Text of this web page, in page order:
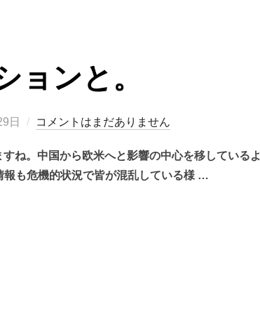
ョンと。
日 コメントはまだありません
ね。中国から欧米へと影響の中心を移しているよ
報も危機的状況で皆が混乱している様 …
とパッションと。”